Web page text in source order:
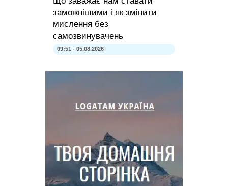
заможнішими і як змінити
мислення без
самозвинувачень
09:51 - 05.08.2026